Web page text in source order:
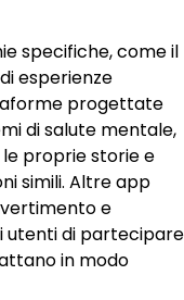
specifiche, come il
esperienze
progettate
di salute mentale,
proprie storie e
simili. Altre app
e
utenti di partecipare
in modo